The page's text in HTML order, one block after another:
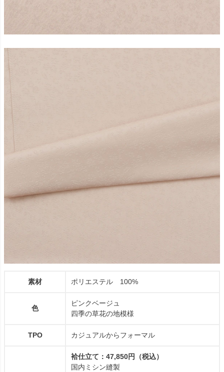
素材 ポリエステル 100%
色
ピンクベージュ
四季の草花の地模様
TPO カジュアルからフォーマル
袷仕立て：47,850円（税込）
国内ミシン縫製